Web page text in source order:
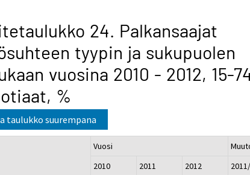
24. Palkansaajat
tyypin ja sukupuolen
vuosina 2010 - 2012, 15-
%
taulukko suurempana
Vuosi
2010
2011 2012